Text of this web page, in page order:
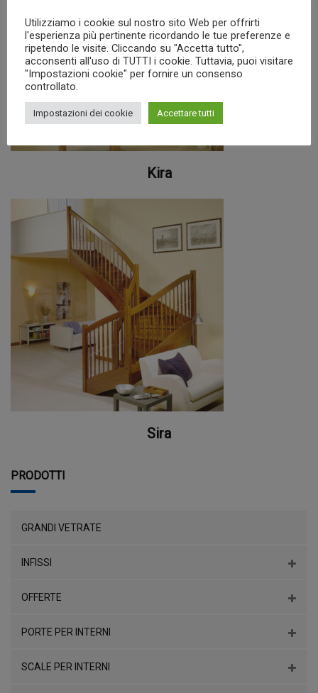
Kira
Sira
PRODOTTI
GRANDI VETRATE
INFISSI
OFFERTE
PORTE PER INTERNI
SCALE PER INTERNI
Utilizziamo i cookie sul nostro sito Web per offrirti
l'esperienza più pertinente ricordando le tue preferenze e
ripetendo le visite. Cliccando su "Accetta tutto",
acconsenti all'uso di TUTTI i cookie. Tuttavia, puoi visitare
"Impostazioni cookie" per fornire un consenso
controllato.
Impostazioni dei cookie Accettare tutti